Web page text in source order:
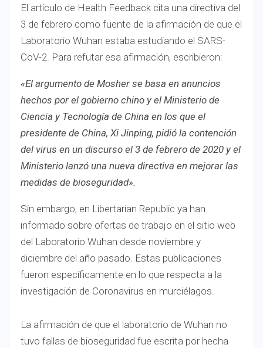
El artículo de Health Feedback cita una directiva del
3 de febrero como fuente de la afirmación de que el
Laboratorio Wuhan estaba estudiando el SARS-
CoV-2. Para refutar esa afirmación, escribieron:
«El argumento de Mosher se basa en anuncios
hechos por el gobierno chino y el Ministerio de
Ciencia y Tecnología de China en los que el
presidente de China, Xi Jinping, pidió la contención
del virus en un discurso el 3 de febrero de 2020 y el
Ministerio lanzó una nueva directiva en mejorar las
medidas de bioseguridad».
Sin embargo, en Libertarian Republic ya han
informado sobre ofertas de trabajo en el sitio web
del Laboratorio Wuhan desde noviembre y
diciembre del año pasado. Estas publicaciones
fueron específicamente en lo que respecta a la
investigación de Coronavirus en murciélagos.
La afirmación de que el laboratorio de Wuhan no
tuvo fallas de bioseguridad fue escrita por hecha